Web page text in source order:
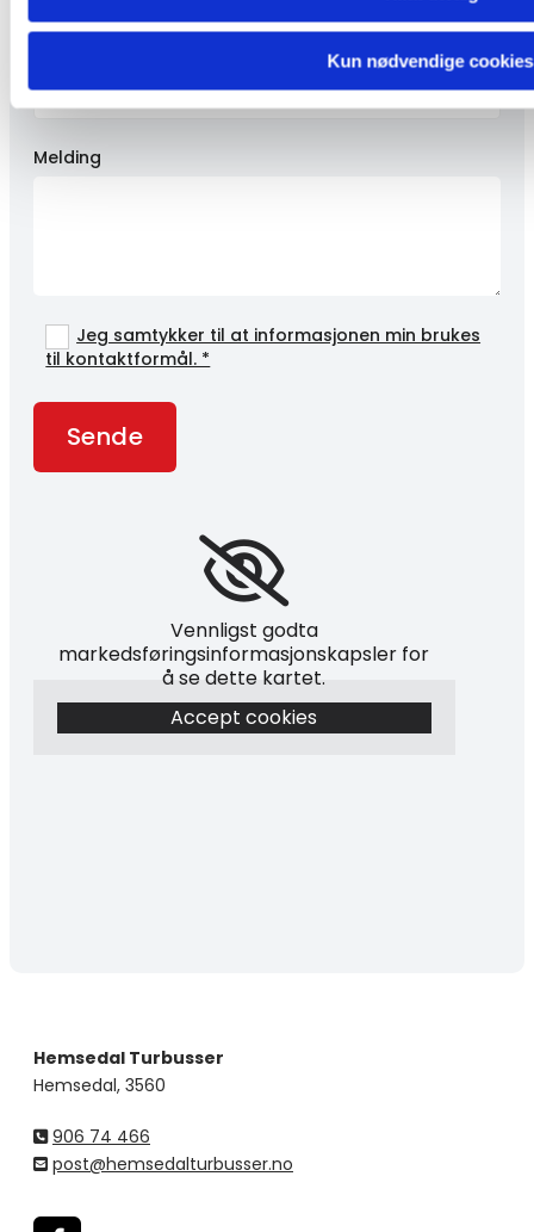
Kun nødvendige cookies
Melding
Jeg samtykker til at informasjonen min brukes
til kontaktformål. *
Vennligst godta
markedsføringsinformasjonskapsler for
å se dette kartet.
Accept cookies
Hemsedal Turbusser
Hemsedal, 3560
 906 74 466
 post@hemsedalturbusser.no